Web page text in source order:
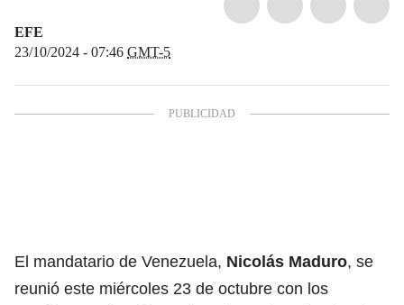
EFE
23/10/2024 - 07:46 GMT-5
El mandatario de Venezuela, Nicolás Maduro, se
reunió este miércoles 23 de octubre con los